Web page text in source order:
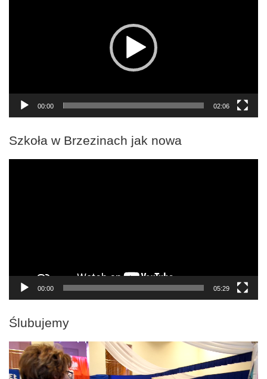
00:00 02:06
Szkoła w Brzezinach jak nowa
00:00 05:29
Ślubujemy
Odtwarzacz
video